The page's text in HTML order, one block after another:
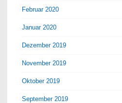
Februar 2020
Januar 2020
Dezember 2019
November 2019
Oktober 2019
September 2019